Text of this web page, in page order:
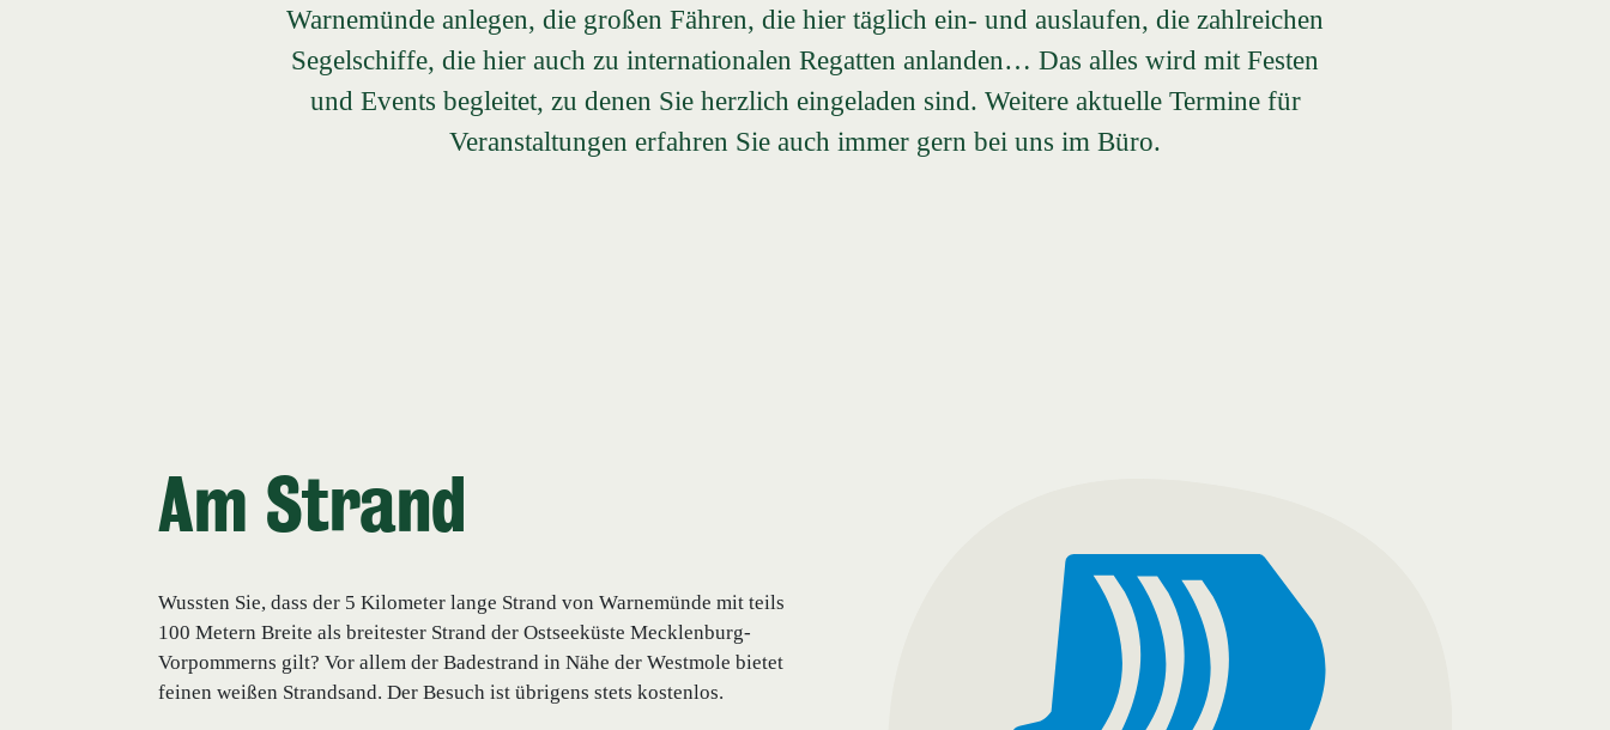
Warnemünde anlegen, die großen Fähren, die hier täglich ein- und auslaufen, die zahlreichen
Segelschiffe, die hier auch zu internationalen Regatten anlanden… Das alles wird mit Festen
und Events begleitet, zu denen Sie herzlich eingeladen sind. Weitere aktuelle Termine für
Veranstaltungen erfahren Sie auch immer gern bei uns im Büro.
Am Strand
Wussten Sie, dass der 5 Kilometer lange Strand von Warnemünde mit teils
100 Metern Breite als breitester Strand der Ostseeküste Mecklenburg-
Vorpommerns gilt? Vor allem der Badestrand in Nähe der Westmole bietet
feinen weißen Strandsand. Der Besuch ist übrigens stets kostenlos.